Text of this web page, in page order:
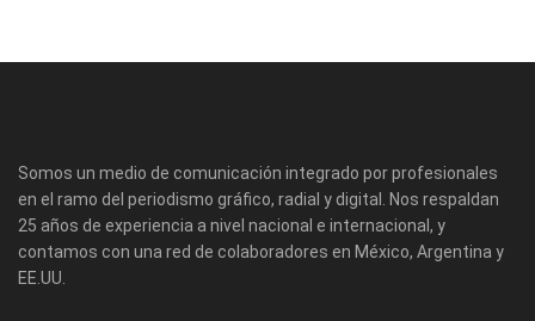
Somos un medio de comunicación integrado por profesionales
en el ramo del periodismo gráfico, radial y digital. Nos respaldan
25 años de experiencia a nivel nacional e internacional, y
contamos con una red de colaboradores en México, Argentina y
EE.UU.